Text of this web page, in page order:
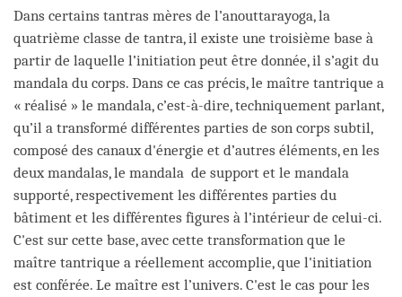
Dans certains tantras mères de l’anouttarayoga, la
quatrième classe de tantra, il existe une troisième base à
partir de laquelle l’initiation peut être donnée, il s’agit du
mandala du corps. Dans ce cas précis, le maître tantrique a
« réalisé » le mandala, c’est-à-dire, techniquement parlant,
qu’il a transformé différentes parties de son corps subtil,
composé des canaux d'énergie et d’autres éléments, en les
deux mandalas, le mandala de support et le mandala
supporté, respectivement les différentes parties du
bâtiment et les différentes figures à l’intérieur de celui-ci.
C'est sur cette base, avec cette transformation que le
maître tantrique a réellement accomplie, que l'initiation
est conférée. Le maître est l’univers. C'est le cas pour les